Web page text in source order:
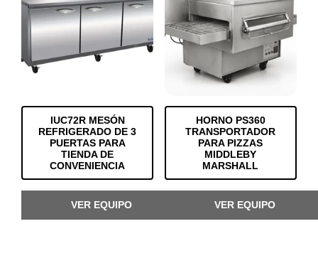
IUC72R MESÓN
REFRIGERADO DE 3
PUERTAS PARA
TIENDA DE
CONVENIENCIA
VER EQUIPO
HORNO PS360
TRANSPORTADOR
PARA PIZZAS
MIDDLEBY
MARSHALL
VER EQUIPO